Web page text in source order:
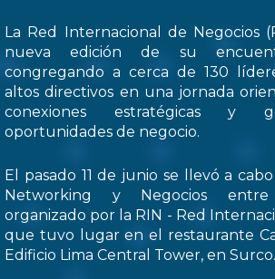
La Red Internacional de Negocios
nueva edición de su
congregando a cerca de 130
altos directivos en una jornada
conexiones estratégicas y
oportunidades de negocio.
El pasado 11 de junio se llevó a
Networking y Negocios
organizado por la RIN - Red
que tuvo lugar en el restaurante
Edificio Lima Central Tower, en Surco.